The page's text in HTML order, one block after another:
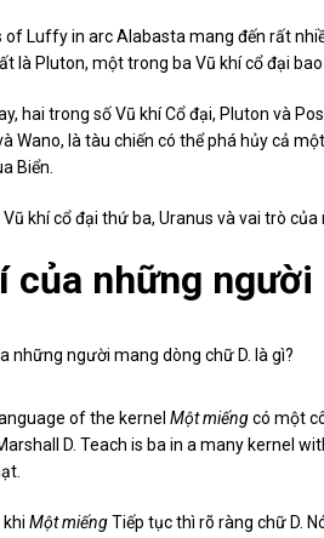
of Luffy in arc Alabasta mang đến rất
là Pluton, một trong ba Vũ khí cổ đại
hai trong số Vũ khí Cổ đại, Pluton và
Wano, là tàu chiến có thể phá hủy cả
Biển.
Vũ khí cổ đại thứ ba, Uranus và vai trò của
của những người
of the kernel Một miếngcó một
D. Teach is ba in a many kernel
khi Một miếngTiếp tục thì rõ ràng chữ D.